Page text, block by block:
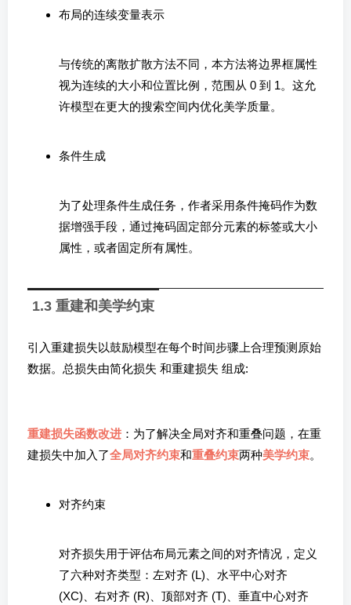
布局的连续变量表示
与传统的离散扩散方法不同，本方法将边界框属性
视为连续的大小和位置比例，范围从 0 到 1。这允
许模型在更大的搜索空间内优化美学质量。
条件生成
为了处理条件生成任务，作者采用条件掩码作为数
据增强手段，通过掩码固定部分元素的标签或大小
属性，或者固定所有属性。
1.3 重建和美学约束
引入重建损失以鼓励模型在每个时间步骤上合理预测原始
数据。总损失由简化损失 和重建损失 组成:
重建损失函数改进 ：为了解决全局对齐和重叠问题，在重
建损失中加入了全局对齐约束和重叠约束两种美学约束。
对齐约束
对齐损失用于评估布局元素之间的对齐情况，定义
了六种对齐类型：左对齐 (L)、水平中心对齐
(XC)、右对齐 (R)、顶部对齐 (T)、垂直中心对齐